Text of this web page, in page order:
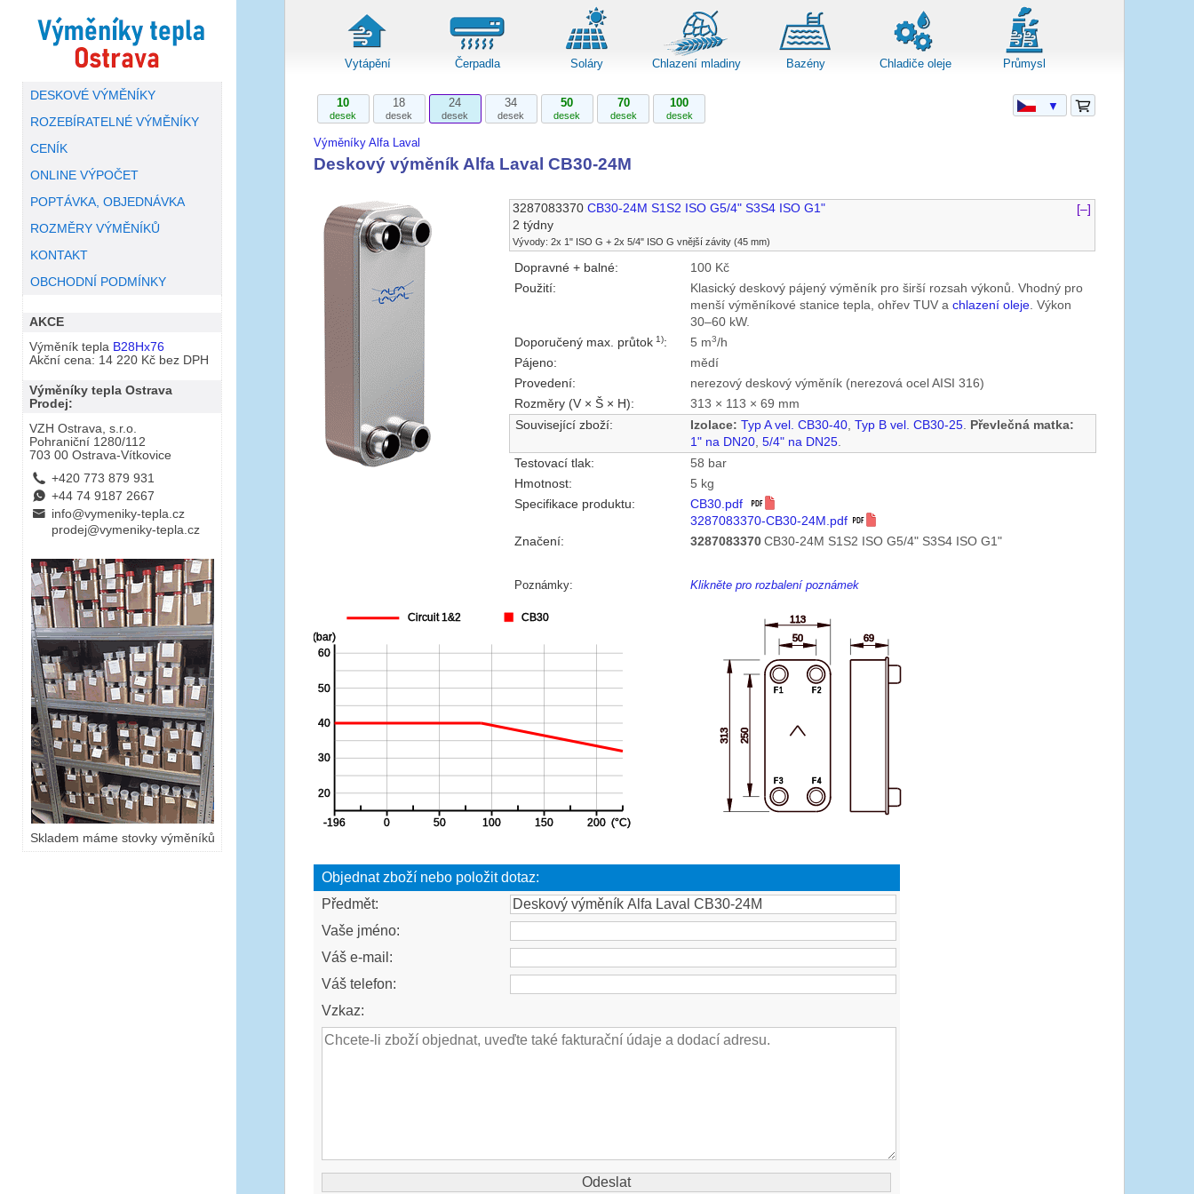
DESKOVÉ VÝMĚNÍKY
ROZEBÍRATELNÉ VÝMĚNÍKY
CENÍK
ONLINE VÝPOČET
POPTÁVKA, OBJEDNÁVKA
ROZMĚRY VÝMĚNÍKŮ
KONTAKT
OBCHODNÍ PODMÍNKY
AKCE
Výměník tepla B28Hx76
Akční cena: 14 220 Kč bez DPH
Výměníky tepla Ostrava
Prodej:
VZH Ostrava, s.r.o.
Pohraniční 1280/112
703 00 Ostrava-Vítkovice
L +420 773 879 931
E +44 74 9187 2667
B info@vymeniky-tepla.cz
prodej@vymeniky-tepla.cz
Skladem máme stovky výměníků
Vytápění Čerpadla Soláry Chlazení mladiny Bazény Chladiče oleje Průmysl
10
desek
18
desek
24
desek
34
desek
50
desek
70
desek
100
desek
Výměníky Alfa Laval
Deskový výměník Alfa Laval CB30-24M
3287083370 CB30-24M S1S2 ISO G5/4" S3S4 ISO G1"
[–]
2 týdny
Vývody: 2x 1" ISO G + 2x 5/4" ISO G vnější závity (45 mm)
Dopravné + balné:
100 Kč
Použití:
Klasický deskový pájený výměník pro širší rozsah výkonů. Vhodný pro
menší výměníkové stanice tepla, ohřev TUV achlazení oleje. Výkon
30–60 kW.
Doporučený max. průtok 1): 5 m3/h
Pájeno:
mědí
Provedení:
nerezový deskový výměník (nerezová ocel AISI 316)
Rozměry (V × Š × H):
313 × 113 × 69 mm
Související zboží:
Izolace: Typ A vel. CB30-40,Typ B vel. CB30-25. Převlečná matka:
1" na DN20,5/4" na DN25.
Testovací tlak:
58 bar
Hmotnost:
5 kg
Specifikace produktu:
CB30.pdf
3287083370-CB30-24M.pdf
Značení:
3287083370 CB30-24M S1S2 ISO G5/4" S3S4 ISO G1"
Poznámky: Klikněte pro rozbalení poznámek
Objednat zboží nebo položit dotaz:
Předmět:
Vaše jméno:
Váš e-mail:
Váš telefon:
Vzkaz:
▼